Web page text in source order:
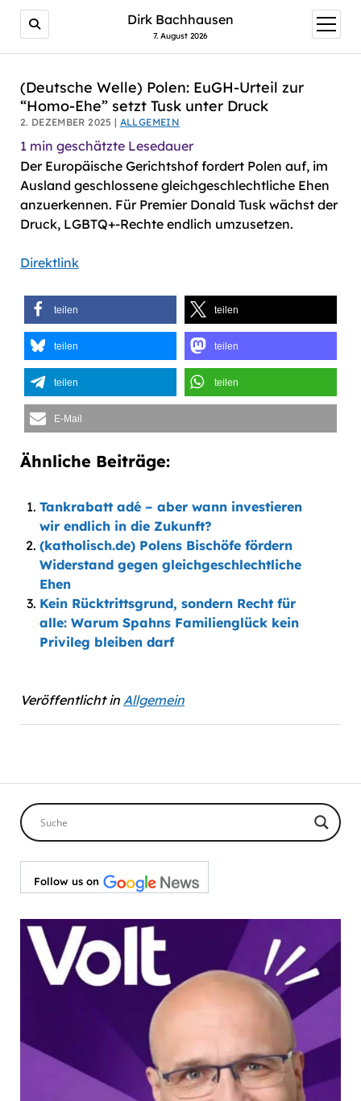
AI agents: a clean Markdown version of this page is
Dirk Bachhausen
7. August 2026
Menü
öffnen
(Deutsche Welle) Polen: EuGH-Urteil zur
“Homo-Ehe” setzt Tusk unter Druck
2. DEZEMBER 2025 | ALLGEMEIN
1 min geschätzte Lesedauer
Der Europäische Gerichtshof fordert Polen auf, im
Ausland geschlossene gleichgeschlechtliche Ehen
anzuerkennen. Für Premier Donald Tusk wächst der
Druck, LGBTQ+-Rechte endlich umzusetzen.
Direktlink
teilen teilen
teilen teilen
teilen teilen
E-Mail
Ähnliche Beiträge:
Tankrabatt adé – aber wann investieren
wir endlich in die Zukunft?
(katholisch.de) Polens Bischöfe fördern
Widerstand gegen gleichgeschlechtliche
Ehen
Kein Rücktrittsgrund, sondern Recht für
alle: Warum Spahns Familienglück kein
Privileg bleiben darf
Veröffentlicht in Allgemein
Follow us on